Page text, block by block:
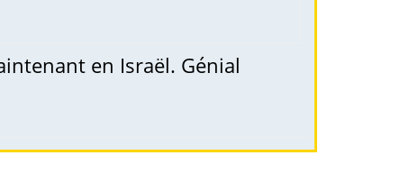
en Israël. Génial